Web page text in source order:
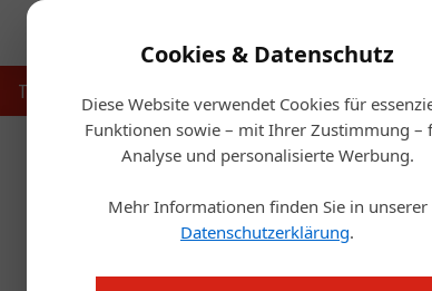
Cookies & Datenschutz
Diese Website verwendet Cookies für
Funktionen sowie – mit Ihrer Zustimmung –
Analyse und personalisierte Werbung.
Mehr Informationen finden Sie in unserer
Datenschutzerklärung.
Touristik
Motel One